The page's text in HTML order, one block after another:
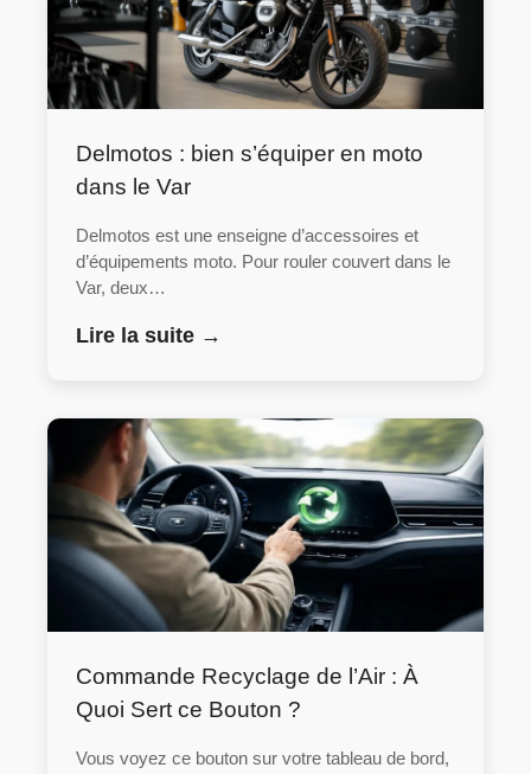
Delmotos : bien s’équiper en moto
dans le Var
Delmotos est une enseigne d’accessoires et
d’équipements moto. Pour rouler couvert dans le
Var, deux…
Lire la suite →
Commande Recyclage de l’Air : À
Quoi Sert ce Bouton ?
Vous voyez ce bouton sur votre tableau de bord,